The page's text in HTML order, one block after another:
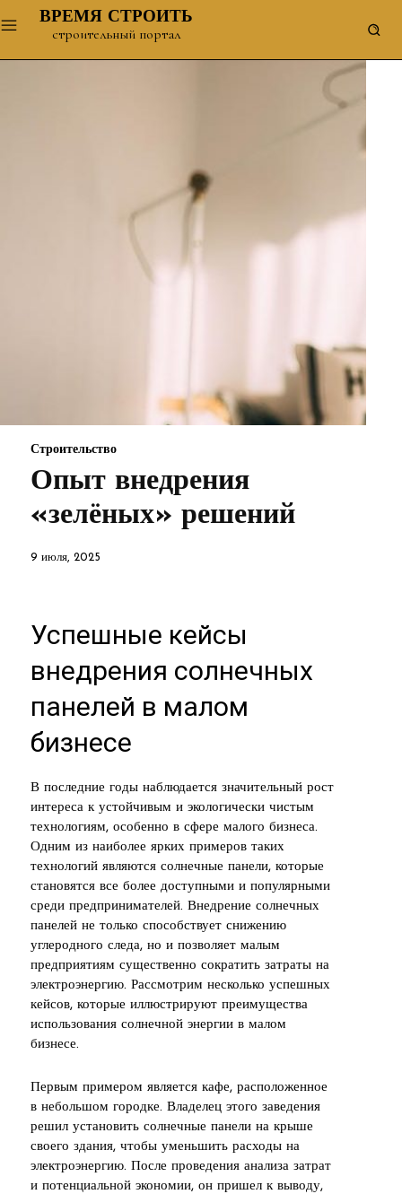
ВРЕМЯ СТРОИТЬ
строительный портал
Строительство
Опыт внедрения
«зелёных» решений
9 июля, 2025
Успешные кейсы
внедрения солнечных
панелей в малом
бизнесе
В последние годы наблюдается значительный рост
интереса к устойчивым и экологически чистым
технологиям, особенно в сфере малого бизнеса.
Одним из наиболее ярких примеров таких
технологий являются солнечные панели, которые
становятся все более доступными и популярными
среди предпринимателей. Внедрение солнечных
панелей не только способствует снижению
углеродного следа, но и позволяет малым
предприятиям существенно сократить затраты на
электроэнергию. Рассмотрим несколько успешных
кейсов, которые иллюстрируют преимущества
использования солнечной энергии в малом
бизнесе.
Первым примером является кафе, расположенное
в небольшом городке. Владелец этого заведения
решил установить солнечные панели на крыше
своего здания, чтобы уменьшить расходы на
электроэнергию. После проведения анализа затрат
и потенциальной экономии, он пришел к выводу,